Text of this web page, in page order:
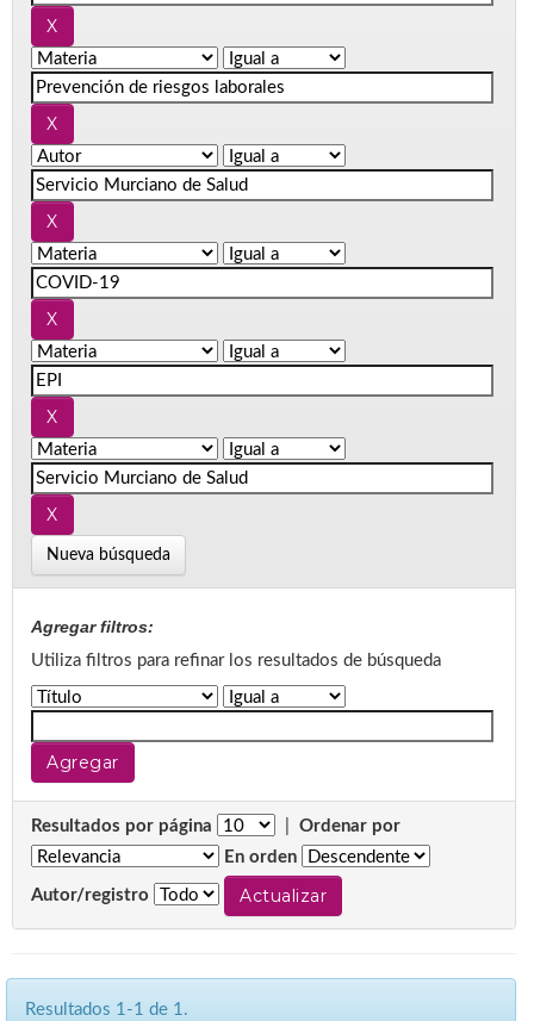
Nueva búsqueda
Agregar filtros:
Utiliza filtros para refinar los resultados de búsqueda
Resultados por página
Ordenar por
En orden
Autor/registro
Resultados 1-1 de 1.